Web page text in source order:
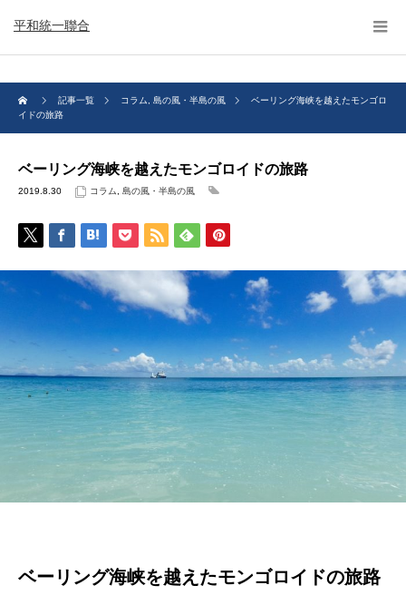
平和統一聯合
記事一覧 コラム 島の風・半島の風
ベーリング海峡を越えたモンゴロ
イドの旅路
ベーリング海峡を越えたモンゴロイドの旅路
2019.8.30 コラム 島の風・半島の風
ベーリング海峡を越えたモンゴロイドの旅路